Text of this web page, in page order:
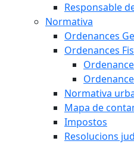
Responsable
Normativa
Ordenances
Ordenances
Normativa
Mapa de
Impostos
Resolucions